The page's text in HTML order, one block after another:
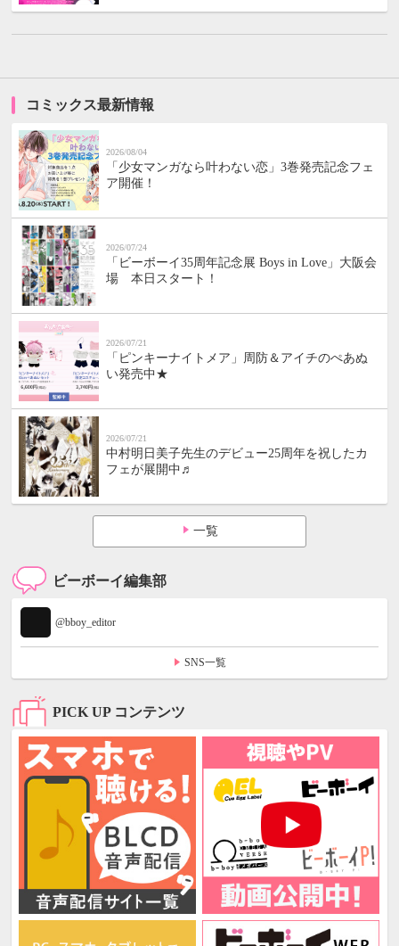
コミックス最新情報
2026/08/04
「少女マンガなら叶わない恋」3巻発売記念フェ
ア開催！
2026/07/24
「ビーボーイ35周年記念展 Boys in Love」大阪会
場 本日スタート！
2026/07/21
「ピンキーナイトメア」周防＆アイチのぺあぬ
い発売中★
2026/07/21
中村明日美子先生のデビュー25周年を祝したカ
フェが展開中♬
一覧
ビーボーイ編集部
@bboy_editor
SNS一覧
PICK UP コンテンツ